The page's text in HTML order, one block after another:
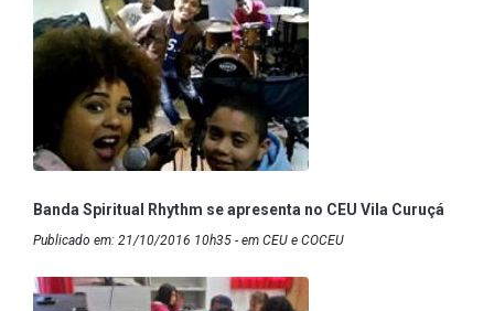
Banda Spiritual Rhythm se apresenta no CEU Vila Curuçá
Publicado em: 21/10/2016 10h35 - em CEU e COCEU